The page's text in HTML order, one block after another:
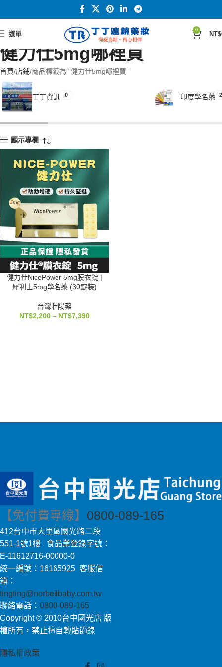
選單
0
NT$
健力仕5mg哪裡買
首頁 店鋪 商品標籤為 “健力仕5mg哪裡買”
丁丁資訊 0 印度學名藥
顯示專欄
健力仕NicePower 5mg膜衣錠 |
犀利士5mg學名藥 (30錠裝)
台灣壯陽藥
NT$2,200 – NT$7,390
【免付費專線】 0800-089-165
412台中市大里區國光路二段
551-1號1樓 食品業登錄字號：
E-11612716-00000-0
統一編號：16165925 客服信
箱：
tingting@norbeilbaby.com.tw
聯絡電話： 0800-089-165
Copyright © 2010台中國光店 版
權所有，禁止擅自轉貼節錄
隱私權政策